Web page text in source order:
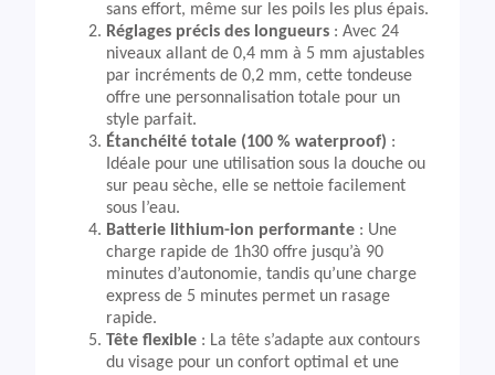
sans effort, même sur les poils les plus épais.
Réglages précis des longueurs : Avec 24
niveaux allant de 0,4 mm à 5 mm ajustables
par incréments de 0,2 mm, cette tondeuse
offre une personnalisation totale pour un
style parfait.
Étanchéité totale (100 % waterproof) :
Idéale pour une utilisation sous la douche ou
sur peau sèche, elle se nettoie facilement
sous l’eau.
Batterie lithium-ion performante : Une
charge rapide de 1h30 offre jusqu’à 90
minutes d’autonomie, tandis qu’une charge
express de 5 minutes permet un rasage
rapide.
Tête flexible : La tête s’adapte aux contours
du visage pour un confort optimal et une